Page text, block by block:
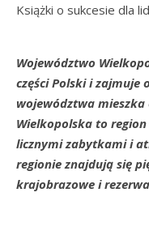
Książki o sukcesie dla
Województwo
części Polski i zajmuje
województwa mieszka
Wielkopolska to
licznymi zabytkami i
regionie znajdują się
krajobrazowe i